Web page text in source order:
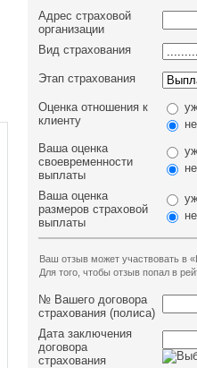
Адрес страховой
организации
Вид страхования
Этап страхования
Оценка отношения к
клиенту
Ваша оценка
своевременности
выплаты
Ваша оценка
размеров страховой
выплаты
Ваш отзыв может участвовать в
Для того, чтобы отзыв попал в
№ Вашего договора
страхования (полиса)
Дата заключения
договора
страхования